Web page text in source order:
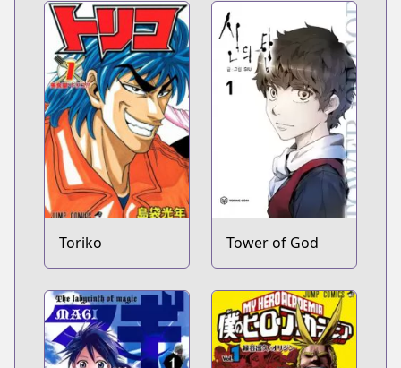
Toriko Tower of God